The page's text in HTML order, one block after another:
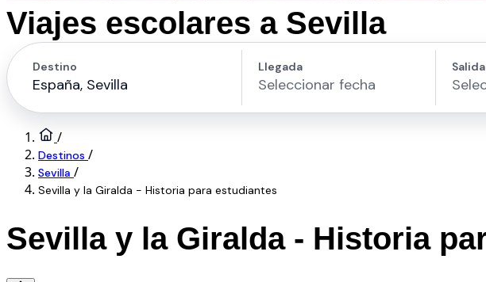
Viajes escolares a Sevilla
/
Destinos /
Sevilla /
Sevilla y la Giralda - Historia para estudiantes
Sevilla y la Giralda - Historia